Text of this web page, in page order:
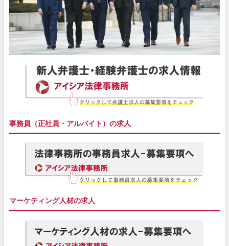
事務員（正社員・アルバイト）の求人
マーケティング人材の求人